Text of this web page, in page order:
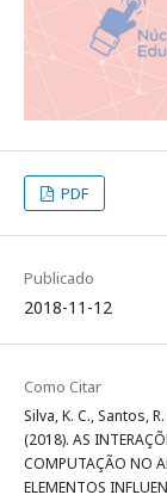
PDF
Publicado
2018-11-12
Como Citar
Silva, K. C., Santos,
(2018). AS
COMPUTAÇÃO NO
ELEMENTOS